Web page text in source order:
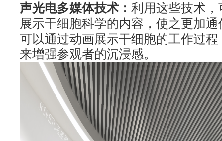
声光电多媒体技术： 利用这些技术
展示干细胞科学的内容，使之更加
可以通过动画展示干细胞的工作过
来增强参观者的沉浸感。